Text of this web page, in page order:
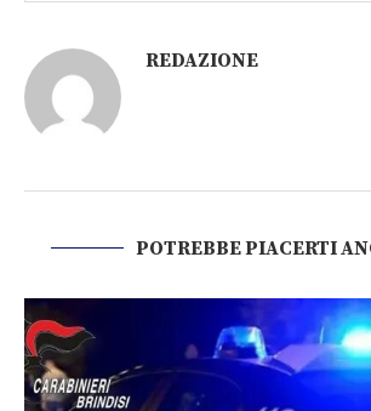
REDAZIONE
POTREBBE PIACERTI